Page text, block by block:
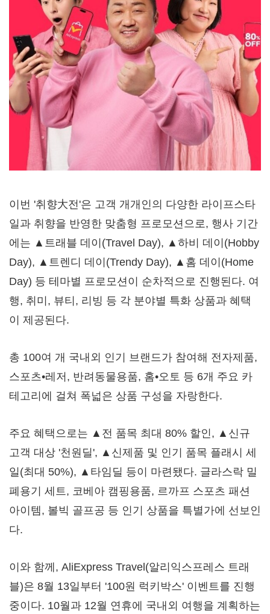
이번 '취향大전'은 고객 개개인의 다양한 라이프스타
일과 취향을 반영한 맞춤형 프로모션으로, 행사 기간
에는 ▲트래블 데이(Travel Day), ▲하비 데이(Hobby
Day), ▲트렌디 데이(Trendy Day), ▲홈 데이(Home
Day) 등 테마별 프로모션이 순차적으로 진행된다. 여
행, 취미, 뷰티, 리빙 등 각 분야별 특화 상품과 혜택
이 제공된다.
총 100여 개 국내외 인기 브랜드가 참여해 전자제품,
스포츠•레저, 반려동물용품, 홈•오토 등 6개 주요 카
테고리에 걸쳐 폭넓은 상품 구성을 자랑한다.
주요 혜택으로는 ▲전 품목 최대 80% 할인, ▲신규
고객 대상 '천원딜', ▲신제품 및 인기 품목 플래시 세
일(최대 50%), ▲타임딜 등이 마련됐다. 글라스락 밀
폐용기 세트, 코베아 캠핑용품, 르까프 스포츠 패션
아이템, 볼빅 골프공 등 인기 상품을 특별가에 선보인
다.
이와 함께, AliExpress Travel(알리익스프레스 트래
블)은 8월 13일부터 '100원 럭키박스' 이벤트를 진행
중이다. 10월과 12월 연휴에 국내외 여행을 계획하는